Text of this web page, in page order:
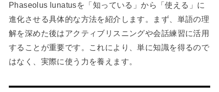
Phaseolus lunatusを「知っている」から「使える」に
進化させる具体的な方法を紹介します。まず、単語の理
解を深めた後はアクティブリスニングや会話練習に活用
することが重要です。これにより、単に知識を得るので
はなく、実際に使う力を養えます。